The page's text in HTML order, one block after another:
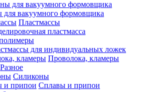
для вакуумного формовщика
Пластмассы
пластмасса
для индивидуальных ложек
Проволока, кламеры
Разное
Силиконы
Сплавы и припои